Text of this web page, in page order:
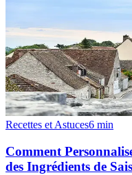
Recettes et Astuces6 min
Comment
des Ingrédients de